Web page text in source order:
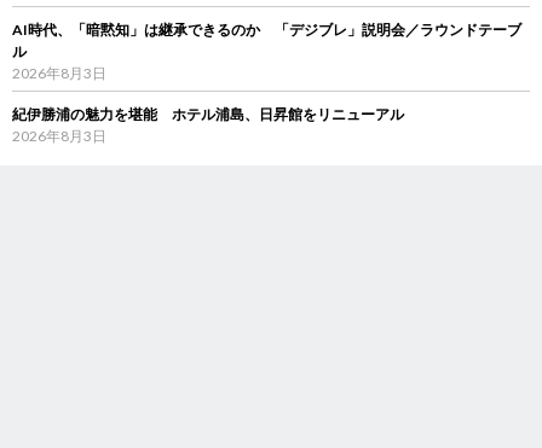
AI時代、「暗黙知」は継承できるのか 「デジブレ」説明会／ラウンドテーブ
ル
2026年8月3日
紀伊勝浦の魅力を堪能 ホテル浦島、日昇館をリニューアル
2026年8月3日